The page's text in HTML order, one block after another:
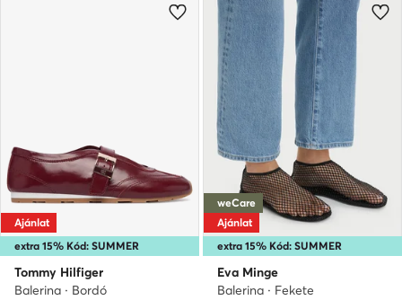
extra 15% Kód: SUMMER
Ajánlat
Tommy Hilfiger
Balerina · Bordó
extra 15% Kód: SUMMER
weCare
Ajánlat
Eva Minge
Balerina · Fekete